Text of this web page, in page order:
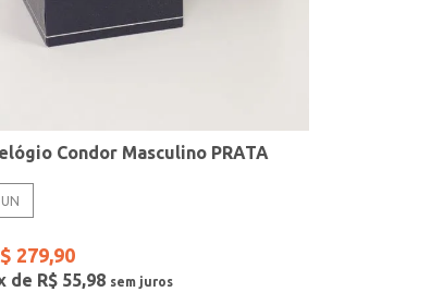
Condor Masculino PRATA
UN
279,90
de R$ 55,98